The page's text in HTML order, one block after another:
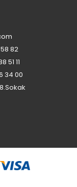
82
51 11
34 00